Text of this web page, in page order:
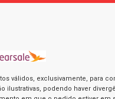
válidos, exclusivamente, para
ilustrativas, podendo haver